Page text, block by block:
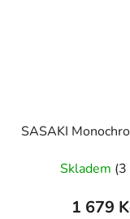
SASAKI
Skladem (3
1 679